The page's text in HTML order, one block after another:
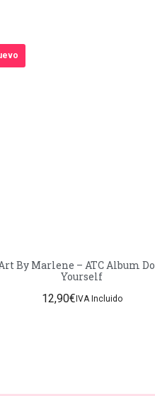
By Marlene – ATC Album
Yourself
12,90€IVA Incluido